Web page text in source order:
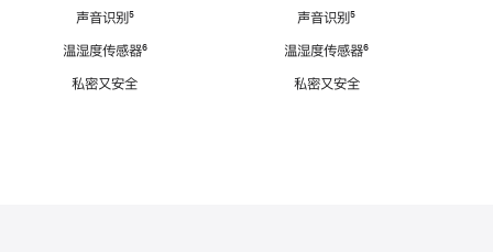
声音识别脚
⁵
温湿度传感器脚
⁶
私密又安全
声音识别脚
⁵
温湿度传感器脚
⁶
私密又安全